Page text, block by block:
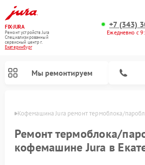
FIX-JURA
Ремонт устройств Jura
Специализированный
cервисный центр г.
Екатеринбург
+7 (343)
Ежедневно с
Мы ремонтируем
Кофемашина Jura ремонт термоблока/
Ремонт термоблока/
кофемашине Jura в